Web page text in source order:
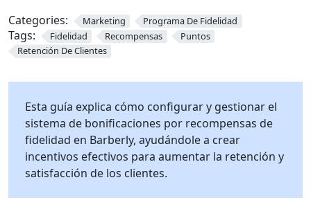
Categories: Marketing Programa De Fidelidad
Tags: Fidelidad Recompensas
Puntos
Retención De Clientes
Esta guía explica cómo configurar y gestionar el
sistema de bonificaciones por recompensas de
fidelidad en Barberly, ayudándole a crear
incentivos efectivos para aumentar la retención y
satisfacción de los clientes.